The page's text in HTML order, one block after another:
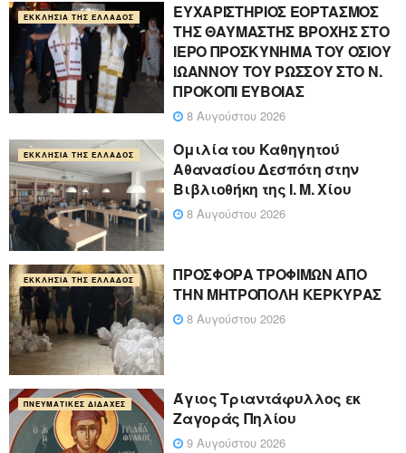
ΕΚΚΛΗΣΊΑ ΤΗΣ ΕΛΛΆΔΟΣ
ΕΥΧΑΡΙΣΤΗΡΙΟΣ ΕΟΡΤΑΣΜΟΣ
ΤΗΣ ΘΑΥΜΑΣΤΗΣ ΒΡΟΧΗΣ ΣΤΟ
ΙΕΡΟ ΠΡΟΣΚΥΝΗΜΑ ΤΟΥ ΟΣΙΟΥ
ΙΩΑΝΝΟΥ ΤΟΥ ΡΩΣΣΟΥ ΣΤΟ Ν.
ΠΡΟΚΟΠΙ ΕΥΒΟΙΑΣ
8 Αυγούστου 2026
ΕΚΚΛΗΣΊΑ ΤΗΣ ΕΛΛΆΔΟΣ
Ομιλία του Καθηγητού
Αθανασίου Δεσπότη στην
Βιβλιοθήκη της Ι. Μ. Χίου
8 Αυγούστου 2026
ΕΚΚΛΗΣΊΑ ΤΗΣ ΕΛΛΆΔΟΣ
ΠΡΟΣΦΟΡΑ ΤΡΟΦΙΜΩΝ ΑΠΟ
ΤΗΝ ΜΗΤΡΟΠΟΛΗ ΚΕΡΚΥΡΑΣ
8 Αυγούστου 2026
ΠΝΕΥΜΑΤΙΚΈΣ ΔΙΔΑΧΈΣ
Άγιος Τριαντάφυλλος εκ
Ζαγοράς Πηλίου
9 Αυγούστου 2026